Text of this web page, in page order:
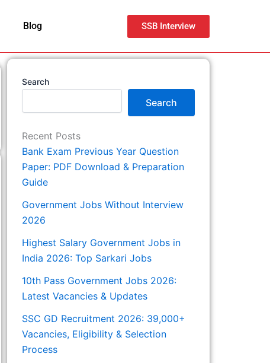
Blog SSB Interview
Search
Search
Recent Posts
Bank Exam Previous Year Question
Paper: PDF Download & Preparation
Guide
Government Jobs Without Interview
2026
Highest Salary Government Jobs in
India 2026: Top Sarkari Jobs
10th Pass Government Jobs 2026:
Latest Vacancies & Updates
SSC GD Recruitment 2026: 39,000+
Vacancies, Eligibility & Selection
Process